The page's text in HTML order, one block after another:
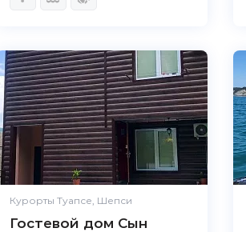
Великолепно
Великолепно
Великолепно
Великолепно
/
Великолепно
Великолепно
Курорты Туапсе, Шепси
Гостевой дом Сын